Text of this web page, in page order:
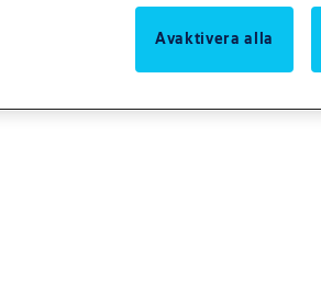
Avaktivera alla